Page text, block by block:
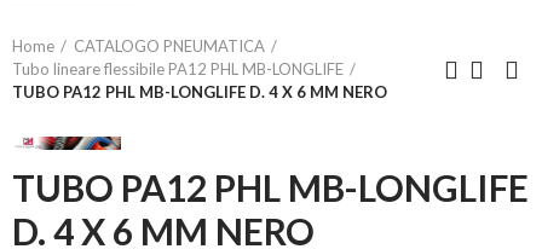
Home
CATALOGO PNEUMATICA
Tubo lineare flessibile PA12 PHL MB-LONGLIFE
TUBO PA12 PHL MB-LONGLIFE D. 4 X 6 MM NERO
TUBO PA12 PHL MB-LONGLIFE
D. 4 X 6 MM NERO